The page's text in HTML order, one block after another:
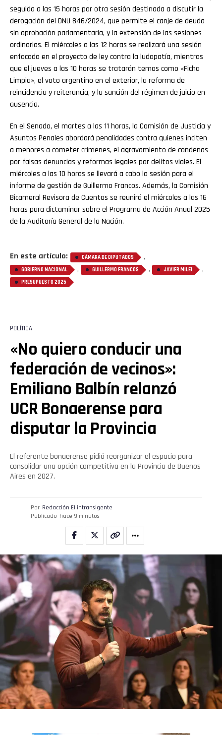
seguida a las 15 horas por otra sesión destinada a discutir la
derogación del DNU 846/2024, que permite el canje de deuda
sin aprobación parlamentaria, y la extensión de las sesiones
ordinarias. El miércoles a las 12 horas se realizará una sesión
enfocada en el proyecto de ley contra la ludopatía, mientras
que el jueves a las 10 horas se tratarán temas como «Ficha
Limpia», el voto argentino en el exterior, la reforma de
reincidencia y reiterancia, y la sanción del régimen de juicio en
ausencia.
En el Senado, el martes a las 11 horas, la Comisión de Justicia y
Asuntos Penales abordará penalidades contra quienes inciten
a menores a cometer crímenes, el agravamiento de condenas
por falsas denuncias y reformas legales por delitos viales. El
miércoles a las 10 horas se llevará a cabo la sesión para el
informe de gestión de Guillermo Francos. Además, la Comisión
Bicameral Revisora de Cuentas se reunirá el miércoles a las 16
horas para dictaminar sobre el Programa de Acción Anual 2025
de la Auditoría General de la Nación.
En este artículo: CÁMARA DE DIPUTADOS ,
GOBIERNO NACIONAL , GUILLERMO FRANCOS , JAVIER MILEI ,
PRESUPUESTO 2025
POLÍTICA
«No quiero conducir una
federación de vecinos»:
Emiliano Balbín relanzó
UCR Bonaerense para
disputar la Provincia
El referente bonaerense pidió reorganizar el espacio para
consolidar una opción competitiva en la Provincia de Buenos
Aires en 2027.
Por Redacción El intransigente
Publicado hace 9 minutos
Flipboard
Pinterest
Whatsapp
Email